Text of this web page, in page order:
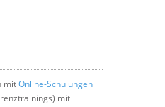
mitOnline-Schulungen
mit